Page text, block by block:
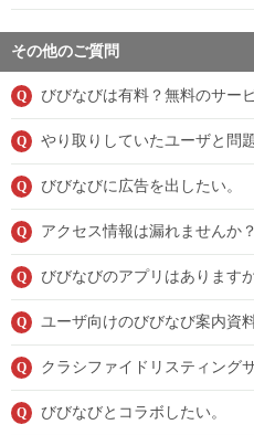
その他のご質問
Q びびなびは有料？無料のサー
Q やり取りしていたユーザと問
Q びびなびに広告を出したい。
Q アクセス情報は漏れませんか？
Q びびなびのアプリはあります
Q ユーザ向けのびびなび案内資
Q クラシファイドリスティング
Q びびなびとコラボしたい。